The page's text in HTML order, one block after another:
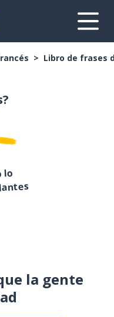
Libro de frases
lo
la gente